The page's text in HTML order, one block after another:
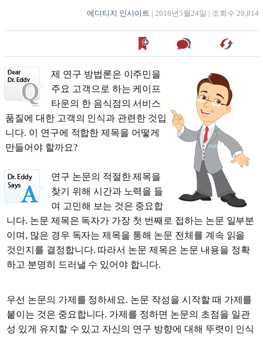
에디티지 인사이트 | 2016년5월24일 | 조회수 29,814
제 연구 방법론은 이주민을
주요 고객으로 하는 케이프
타운의 한 음식점의 서비스
품질에 대한 고객의 인식과 관련한 것입
니다. 이 연구에 적합한 제목을 어떻게
만들어야 할까요?
연구 논문의 적절한 제목을
찾기 위해 시간과 노력을 들
여 고민해 보는 것은 중요합
니다. 논문 제목은 독자가 가장 첫 번째로 접하는 논문 일부분
이며, 많은 경우 독자는 제목을 통해 논문 전체를 계속 읽을
것인지를 결정합니다. 따라서 논문 제목은 논문 내용을 정확
하고 분명히 드러낼 수 있어야 합니다.
우선 논문의 가제를 정하세요. 논문 작성을 시작할 때 가제를
붙이는 것은 중요합니다. 가제를 정하면 논문의 초점을 일관
성 있게 유지할 수 있고 자신의 연구 방향에 대해 뚜렷이 인식